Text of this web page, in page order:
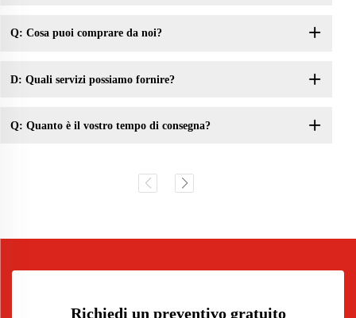
Q: Cosa puoi comprare da noi?
D: Quali servizi possiamo fornire?
Q: Quanto è il vostro tempo di consegna?
Richiedi un preventivo gratuito